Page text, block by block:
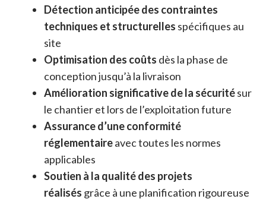
Détection anticipée des contraintes
techniques et structurelles spécifiques au
site
Optimisation des coûts dès la phase de
conception jusqu’à la livraison
Amélioration significative de la sécuritésur
le chantier et lors de l’exploitation future
Assurance d’une conformité
réglementaireavec toutes les normes
applicables
Soutien à la qualité des projets
réalisés grâce à une planification rigoureuse